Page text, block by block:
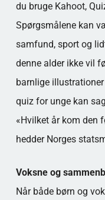
du bruge Kahoot,
Spørgsmålene kan
samfund, sport og
denne alder ikke vil
barnlige
quiz for unge kan
«Hvilket år kom den
hedder Norges
Voksne og
Når både børn og